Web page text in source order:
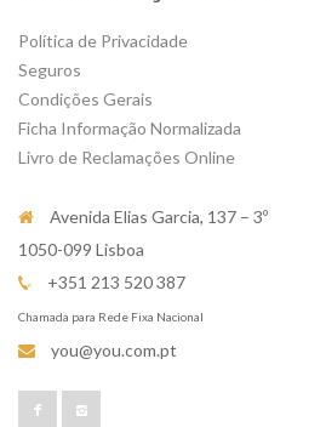
Política de Privacidade
Seguros
Condições Gerais
Ficha Informação Normalizada
Livro de Reclamações Online
Avenida Elias Garcia, 137 – 3º
1050-099 Lisboa
+351 213 520 387
Chamada para Rede Fixa Nacional
you@you.com.pt